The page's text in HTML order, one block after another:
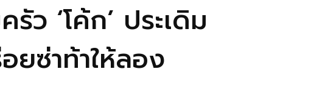
‘โค้ก’ ประเดิม
ยซ่าท้าให้ลอง